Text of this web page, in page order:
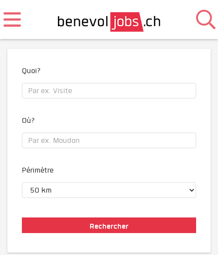
Quoi?
Où?
Périmètre